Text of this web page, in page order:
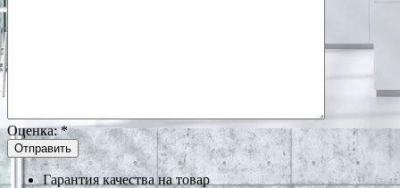
Оценка:*
Гарантия качества на товар